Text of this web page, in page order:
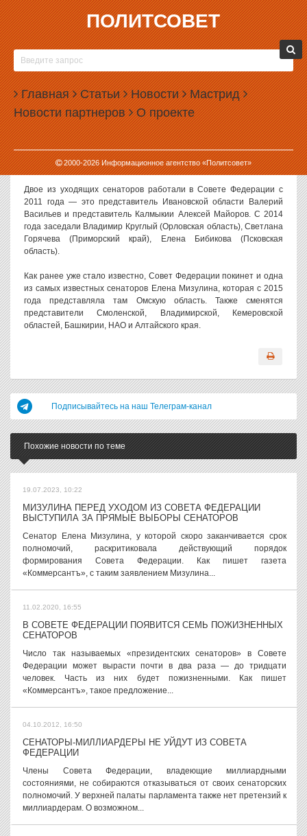
ПОЛИТСОВЕТ
Главная Статьи Новости Мастрид
Новости партнеров О проекте
2000-2026Информационное агентство «Политсовет»
01.08.2023, 09:25
ИЗ СОВЕТА ФЕДЕРАЦИИ УЙДЕТ СРАЗУ
13 СЕНАТОРОВ
После осенних выборов в Совете Федерации сменится сразу 13
сенаторов, некоторые из которых заседают там больше 10 лет.
О ротации сенаторовпишет газета «Ведомости». По данным
издания, большинство кандидатов на выбывание представляли в
верхней палате парламента губернаторов своих регионов.
Двое из уходящих сенаторов работали в Совете Федерации с
2011 года — это представитель Ивановской области Валерий
Васильев и представитель Калмыкии Алексей Майоров. С 2014
года заседали Владимир Круглый (Орловская область), Светлана
Горячева (Приморский край), Елена Бибикова (Псковская
область).
Как ранее уже стало известно, Совет Федерации покинет и одна
из самых известных сенаторов Елена Мизулина, которая с 2015
года представляла там Омскую область. Также сменятся
представители Смоленской, Владимирской, Кемеровской
областей, Башкирии, НАО и Алтайского края.
Подписывайтесь на наш Телеграм-канал
Похожие новости по теме
19.07.2023, 10:22
МИЗУЛИНА ПЕРЕД УХОДОМ ИЗ СОВЕТА ФЕДЕРАЦИИ
ВЫСТУПИЛА ЗА ПРЯМЫЕ ВЫБОРЫ СЕНАТОРОВ
Сенатор Елена Мизулина, у которой скоро заканчивается срок
полномочий, раскритиковала действующий порядок
формирования Совета Федерации. Как пишет газета
«Коммерсантъ», с таким заявлением Мизулина...
11.02.2020, 16:55
В СОВЕТЕ ФЕДЕРАЦИИ ПОЯВИТСЯ СЕМЬ ПОЖИЗНЕННЫХ
СЕНАТОРОВ
Число так называемых «президентских сенаторов» в Совете
Федерации может вырасти почти в два раза — до тридцати
человек. Часть из них будет пожизненными. Как пишет
«Коммерсантъ», такое предложение...
04.10.2012, 16:50
СЕНАТОРЫ-МИЛЛИАРДЕРЫ НЕ УЙДУТ ИЗ СОВЕТА
ФЕДЕРАЦИИ
Члены Совета Федерации, владеющие миллиардными
состояниями, не собираются отказываться от своих сенаторских
полномочий. У верхней палаты парламента также нет претензий к
миллиардерам. О возможном...